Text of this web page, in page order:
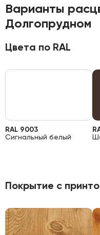
Варианты
Долгопрудном
Цвета по RAL
RAL 9003
Сигнальный белый
Покрытие с